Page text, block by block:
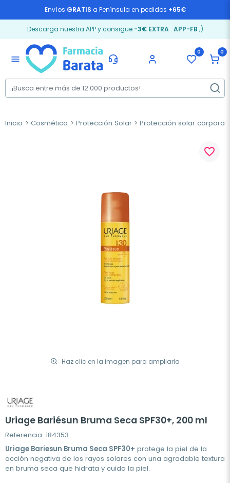
Envíos GRATIS a Península en pedidos +65€
Descarga nuestra APP y consigue -3€ EXTRA: APP-FB ;)
menu
0 0
Inicio Cosmética Protección Solar Protección solar corporal
Haz clic en la imagen para ampliarla
favorite_border
Uriage Bariésun Bruma Seca SPF30+, 200 ml
Referencia: 184353
Uriage Bariesun Bruma Seca SPF30+ protege la piel de la
acción negativa de los rayos solares con una agradable textura
en bruma seca que hidrata y cuida la piel.